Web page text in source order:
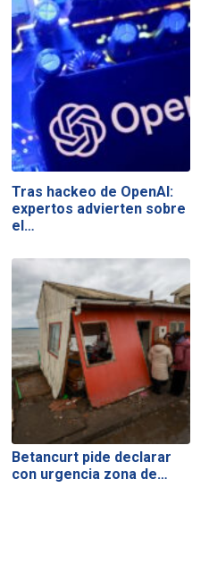
Tras hackeo de OpenAI:
expertos advierten sobre
el…
Betancurt pide declarar
con urgencia zona de…